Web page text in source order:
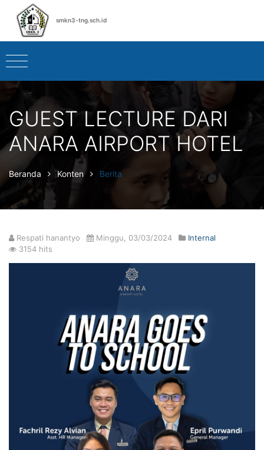
smkn3-tng.sch.id
GUEST LECTURE DARI
ANARA AIRPORT HOTEL
Beranda Konten Berita
Respati hanantyo Minggu, 03/03/2024
Internal
3154 hits